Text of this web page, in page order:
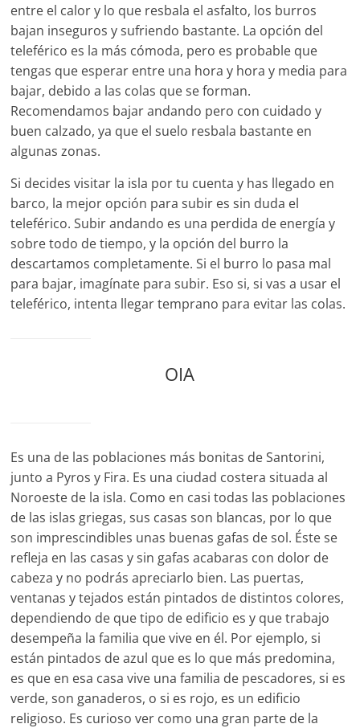
entre el calor y lo que resbala el asfalto, los burros
bajan inseguros y sufriendo bastante. La opción del
teleférico es la más cómoda, pero es probable que
tengas que esperar entre una hora y hora y media para
bajar, debido a las colas que se forman.
Recomendamos bajar andando pero con cuidado y
buen calzado, ya que el suelo resbala bastante en
algunas zonas.
Si decides visitar la isla por tu cuenta y has llegado en
barco, la mejor opción para subir es sin duda el
teleférico. Subir andando es una perdida de energía y
sobre todo de tiempo, y la opción del burro la
descartamos completamente. Si el burro lo pasa mal
para bajar, imagínate para subir. Eso si, si vas a usar el
teleférico, intenta llegar temprano para evitar las colas.
OIA
Es una de las poblaciones más bonitas de Santorini,
junto a Pyros y Fira. Es una ciudad costera situada al
Noroeste de la isla. Como en casi todas las poblaciones
de las islas griegas, sus casas son blancas, por lo que
son imprescindibles unas buenas gafas de sol. Éste se
refleja en las casas y sin gafas acabaras con dolor de
cabeza y no podrás apreciarlo bien. Las puertas,
ventanas y tejados están pintados de distintos colores,
dependiendo de que tipo de edificio es y que trabajo
desempeña la familia que vive en él. Por ejemplo, si
están pintados de azul que es lo que más predomina,
es que en esa casa vive una familia de pescadores, si es
verde, son ganaderos, o si es rojo, es un edificio
religioso. Es curioso ver como una gran parte de la